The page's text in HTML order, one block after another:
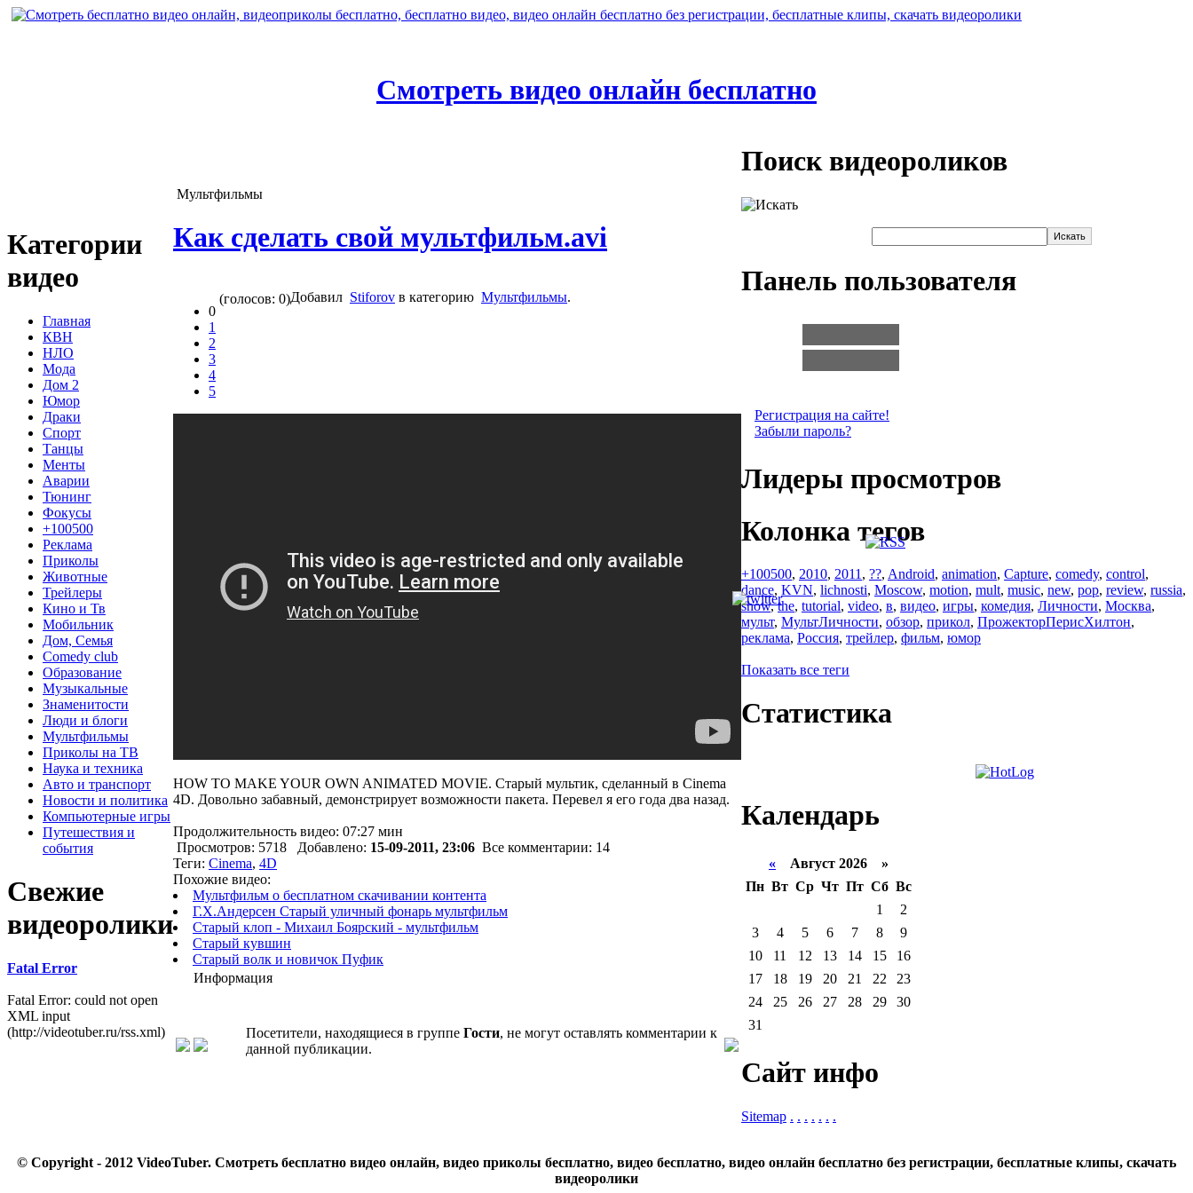
Смотреть видео онлайн бесплатно
Категории
видео
Главная
КВН
НЛО
Мода
Дом 2
Юмор
Драки
Спорт
Танцы
Менты
Аварии
Тюнинг
Фокусы
+100500
Реклама
Приколы
Животные
Трейлеры
Кино и Тв
Мобильник
Дом, Семья
Comedy club
Образование
Музыкальные
Знаменитости
Люди и блоги
Мультфильмы
Приколы на ТВ
Наука и техника
Авто и транспорт
Новости и политика
Компьютерные игры
Путешествия и
события
Свежие
видеоролики
Fatal Error
Fatal Error: could not open
XML input
(http://videotuber.ru/rss.xml)
Мультфильмы
Как сделать свой мультфильм.avi
0
1
2
3
4
5
(голосов: 0)Добавил Stiforov в категорию Мультфильмы.
HOW TO MAKE YOUR OWN ANIMATED MOVIE. Старый мультик, сделанный в Cinema
4D. Довольно забавный, демонстрирует возможности пакета. Перевел я его года два назад.
Продолжительность видео: 07:27 мин
Просмотров: 5718 Добавлено: 15-09-2011, 23:06 Все комментарии: 14
Теги: Cinema, 4D
Похожие видео:
Мультфильм о бесплатном скачивании контента
Г.Х.Андерсен Старый уличный фонарь мультфильм
Старый клоп - Михаил Боярский - мультфильм
Старый кувшин
Старый волк и новичок Пуфик
Информация
Посетители, находящиеся в группе Гости, не могут оставлять комментарии к
данной публикации.
Поиск видеороликов
Панель пользователя
Регистрация на сайте!
Забыли пароль?
Лидеры просмотров
Колонка тегов
+100500, 2010, 2011 , ??, Android, animation, Capture, comedy, control,
dance, KVN, lichnosti, Moscow, motion, mult, music, new, pop, review, russia,
show,the, tutorial, video, в, видео, игры, комедия, Личности, Москва,
мульт, МультЛичности, обзор, прикол, ПрожекторПерисХилтон,
реклама, Россия, трейлер, фильм, юмор
Показать все теги
Статистика
Календарь
« Август 2026 »
Пн Вт Ср Чт Пт Сб Вс
1
2
3
4 5 6 7 8
9
10
11 12 13 14 15
16
17
18 19 20 21 22
23
24
25 26 27 28 29
30
31
Сайт инфо
Sitemap . . . . . . .
© Copyright - 2012 VideoTuber. Смотреть бесплатно видео онлайн, видео приколы бесплатно, видео бесплатно, видео онлайн бесплатно без регистрации, бесплатные клипы, скачать
видеоролики